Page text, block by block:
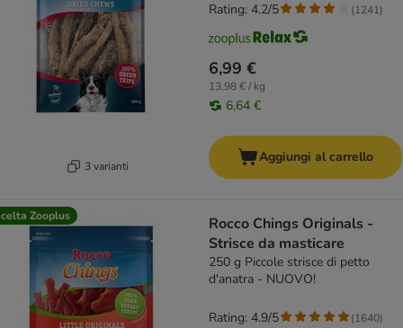
3 varianti
6,99 €
13,98 € / kg
6,64 €
Rating: 4.2/5 (1241)
Aggiungi al carrello
Zooplus
Rocco Chings Originals -
Strisce da masticare
250 g Piccole strisce di petto
d'anatra - NUOVO!
Rating: 4.9/5 (1640)